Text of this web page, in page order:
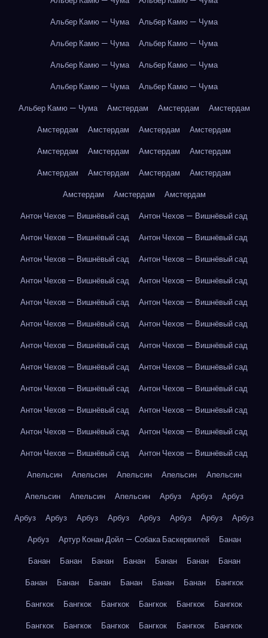
Альбер Камю — Чума
Альбер Камю — Чума
Альбер Камю — Чума
Альбер Камю — Чума
Альбер Камю — Чума
Альбер Камю — Чума
Альбер Камю — Чума
Альбер Камю — Чума
Альбер Камю — Чума
Амстердам Амстердам
Амстердам
Амстердам
Амстердам Амстердам
Амстердам
Амстердам
Амстердам Амстердам
Амстердам
Амстердам
Амстердам Амстердам
Амстердам
Амстердам
Амстердам
Амстердам
Антон Чехов — Вишнёвый сад
Антон Чехов — Вишнёвый сад
Антон Чехов — Вишнёвый сад
Антон Чехов — Вишнёвый сад
Антон Чехов — Вишнёвый сад
Антон Чехов — Вишнёвый сад
Антон Чехов — Вишнёвый сад
Антон Чехов — Вишнёвый сад
Антон Чехов — Вишнёвый сад
Антон Чехов — Вишнёвый сад
Антон Чехов — Вишнёвый сад
Антон Чехов — Вишнёвый сад
Антон Чехов — Вишнёвый сад
Антон Чехов — Вишнёвый сад
Антон Чехов — Вишнёвый сад
Антон Чехов — Вишнёвый сад
Антон Чехов — Вишнёвый сад
Антон Чехов — Вишнёвый сад
Антон Чехов — Вишнёвый сад
Антон Чехов — Вишнёвый сад
Антон Чехов — Вишнёвый сад
Антон Чехов — Вишнёвый сад
Антон Чехов — Вишнёвый сад
Антон Чехов — Вишнёвый сад
Апельсин
Апельсин Апельсин Апельсин
Апельсин
Апельсин
Апельсин Апельсин Арбуз Арбуз
Арбуз
Арбуз
Арбуз Арбуз Арбуз Арбуз Арбуз Арбуз
Арбуз
Арбуз
Артур Конан Дойл — Собака Баскервилей
Банан
Банан
Банан Банан Банан Банан Банан
Банан
Банан
Банан Банан Банан Банан Банан
Бангкок
Бангкок
Бангкок Бангкок Бангкок Бангкок
Бангкок
Бангкок
Бангкок Бангкок Бангкок Бангкок Бангкок